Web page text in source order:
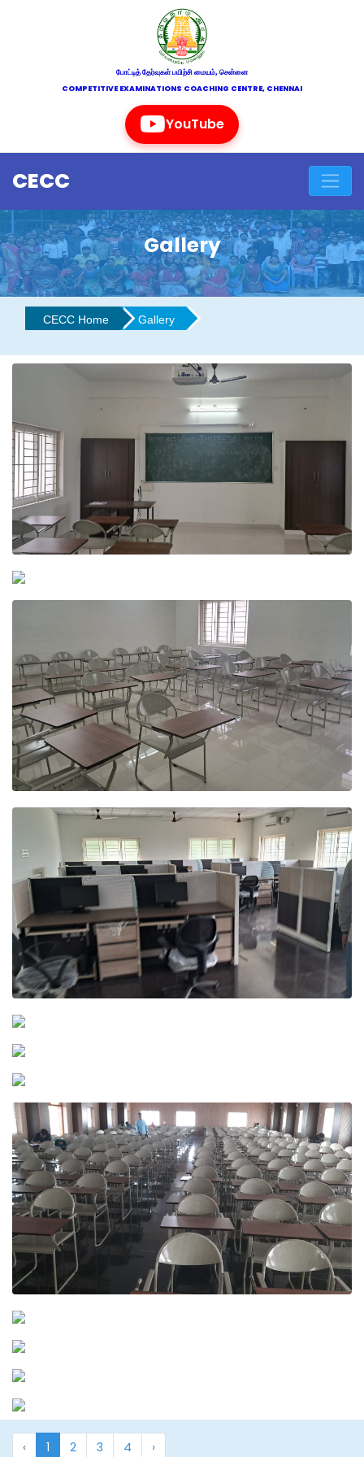
போட்டித் தேர்வுகள் பயிற்சி மையம், சென்னை
COMPETITIVE EXAMINATIONS COACHING CENTRE, CHENNAI
YouTube
CECC
Gallery
CECC Home Gallery
‹ 1 2 3 4 ›